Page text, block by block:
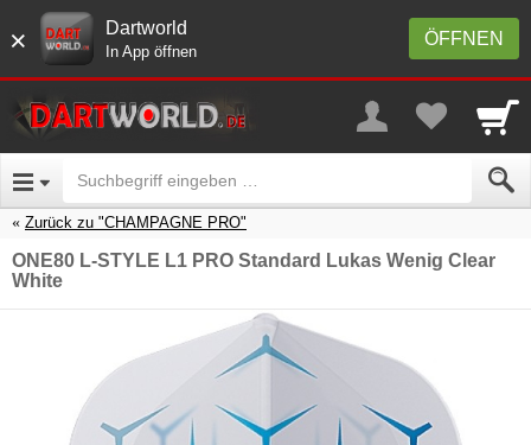
× ÖFFNEN
Dartworld
In App öffnen
Zurück zu "CHAMPAGNE PRO"
ONE80 L-STYLE L1 PRO Standard Lukas Wenig Clear
White